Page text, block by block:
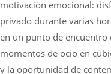
motivación emocional:
privado durante varias
en un punto de encuentro
momentos de ocio en
y la oportunidad de